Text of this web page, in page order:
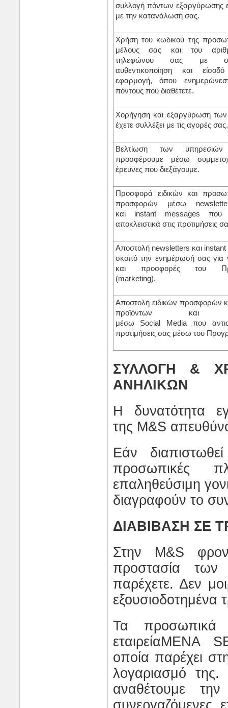
συλλογή πόντων εξαργύρωσης
με την κατανάλωσή σας.
Χρήση του κωδικού της
μέλους σας και του
τηλεφώνου σας με
αυθεντικοποίηση και
εφαρμογή, όπου
πόντους που διαθέτετε.
Χορήγηση και εξαργύρωση
έχετε συλλέξει με τις αγορές σας.
Βελτίωση των
προσφέρουμε μέσω
έρευνες που διεξάγουμε.
Προσφορά ειδικών και
προσφορών μέσω
καιinstant messagesπου
αποκλειστικά στις προτιμήσεις
Αποστολήnewsletters καιinstant
σκοπό την ενημέρωσή σας για
και προσφορές του
(marketing).
Αποστολή ειδικών προσφορών
προϊόντων και
μέσω Social Media που
προτιμήσεις σας μέσω του
ΣΥΛΛΟΓΗ &
ΑΝΗΛΙΚΩΝ
Η δυνατότητα
της M&S
Εάν
προσωπικές
επαληθεύσιμη
διαγραφούν το
ΔΙΑΒΙΒΑΣΗ ΣΕ
Στην M&S
προστασία
παρέχετε. Δεν
εξουσιοδοτημένα
Τα προσωπικά
εταιρείαMENA
οποία παρέχει
λογαριασμό
αναθέτουμε
συνεργαζόμενες